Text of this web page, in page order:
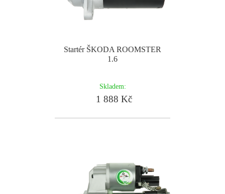
Startér ŠKODA ROOMSTER
1.6
Skladem:
1 888 Kč